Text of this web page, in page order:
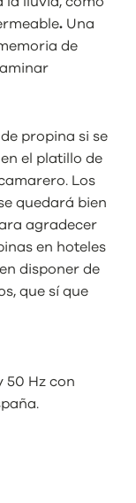
. Una
de
propina si se
el platillo de
Los
quedará bien
agradecer
en hoteles
disponer de
que sí que
50 Hz con